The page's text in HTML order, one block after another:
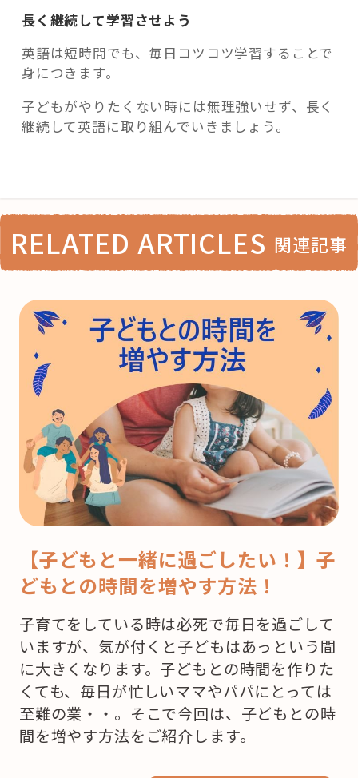
長く継続して学習させよう
英語は短時間でも、毎日コツコツ学習することで
身につきます。
子どもがやりたくない時には無理強いせず、長く
継続して英語に取り組んでいきましょう。
RELATED ARTICLES 関連記事
【子どもと一緒に過ごしたい！】子
どもとの時間を増やす方法！
子育てをしている時は必死で毎日を過ごして
いますが、気が付くと子どもはあっという間
に大きくなります。子どもとの時間を作りた
くても、毎日が忙しいママやパパにとっては
至難の業・・。そこで今回は、子どもとの時
間を増やす方法をご紹介します。